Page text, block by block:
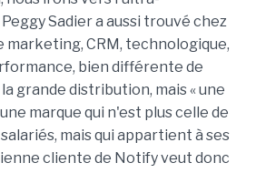
Sadier a aussi trouvé chez
marketing, CRM, technologique,
bien différente de
grande distribution, mais « une
marque qui n'est plus celle de
mais qui appartient à ses
cliente de Notify veut donc